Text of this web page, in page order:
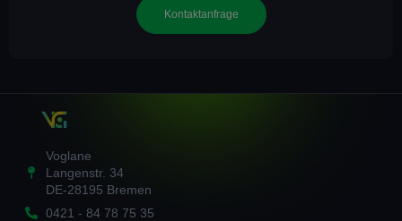
Kontaktanfrage
Voglane
Langenstr. 34
DE-28195 Bremen
0421 - 84 78 75 35